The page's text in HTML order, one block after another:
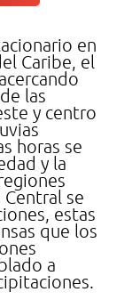
en
Caribe, el
las
y centro
horas se
y la
se
estas
que los
a